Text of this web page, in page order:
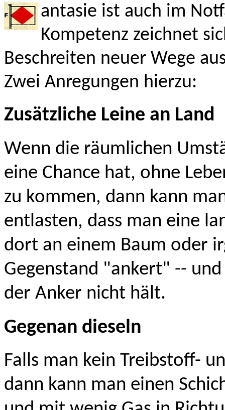
antasie ist auch im
Kompetenz zeichnet
Beschreiten neuer Wege
Zwei Anregungen hierzu:
Zusätzliche Leine an Land
Wenn die räumlichen
eine Chance hat, ohne
zu kommen, dann kann
entlasten, dass man eine
dort an einem Baum oder
Gegenstand "ankert" --
der Anker nicht hält.
Gegenan dieseln
Falls man kein Treibstoff-
dann kann man einen